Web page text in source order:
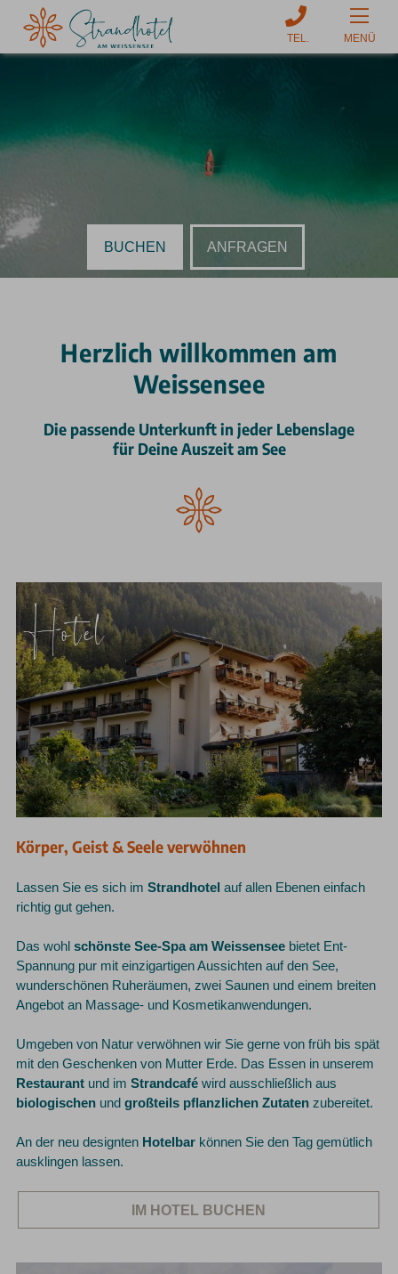
MENÜ
BUCHEN ANFRAGEN
Herzlich willkommen am
Weissensee
Die passende Unterkunft in jeder Lebenslage
für Deine Auszeit am See
Hotel
Körper, Geist & Seele verwöhnen
Lassen Sie es sich imStrandhotel auf allen Ebenen einfach
richtig gut gehen.
Das wohlschönste See-Spa am Weissensee bietet Ent-
Spannung pur mit einzigartigen Aussichten auf den See,
wunderschönen Ruheräumen, zwei Saunen und einem breiten
Angebot an Massage- und Kosmetikanwendungen.
Umgeben von Natur verwöhnen wir Sie gerne von früh bis spät
mit den Geschenken von Mutter Erde. Das Essen in unserem
Restaurant und imStrandcafé wird ausschließlich aus
biologischen undgroßteils pflanzlichen Zutaten zubereitet.
An der neu designten Hotelbar können Sie den Tag gemütlich
ausklingen lassen.
IM HOTEL BUCHEN